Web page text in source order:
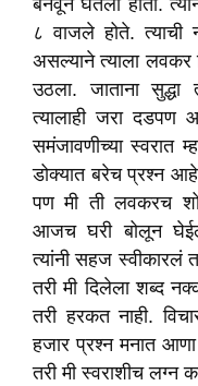
बनवून घेतला होता.
८ वाजले होते. त्याची
असल्याने त्याला लवकर
उठला. जाताना
त्यालाही जरा दडपण
समंजावणीच्या स्वरात
डोक्यात बरेच प्रश्न
पण मी ती लवकरच
आजच घरी बोलून
त्यांनी सहज
तरी मी दिलेला शब्द
तरी हरकत नाही.
हजार प्रश्न मनात
तरी मी स्वराशीच लग्न